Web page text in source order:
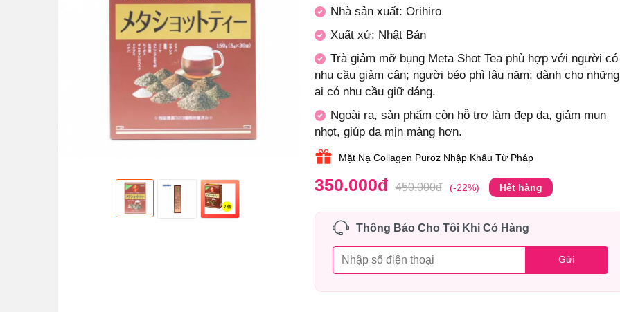
Nhà sản xuất: Orihiro
Xuất xứ: Nhật Bản
Trà giảm mỡ bụng Meta Shot Tea phù hợp với người có
nhu cầu giảm cân; người béo phì lâu năm; dành cho những
ai có nhu cầu giữ dáng.
Ngoài ra, sản phẩm còn hỗ trợ làm đẹp da, giảm mụn
nhọt, giúp da mịn màng hơn.
Mặt Nạ Collagen Puroz Nhập Khẩu Từ Pháp
350.000đ 450.000đ (-22%) Hết hàng
Thông Báo Cho Tôi Khi Có Hàng
Gửi